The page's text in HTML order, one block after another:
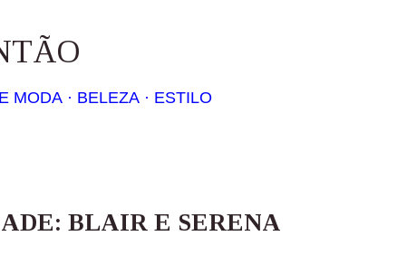
MODA BELEZA ESTILO
BLAIR E SERENA